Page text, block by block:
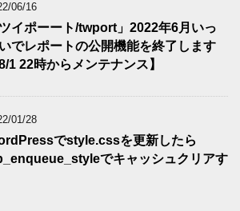
06/16
ツイポーート/twport」2022年6月いっ
でレポートの公開機能を終了します
8/1 22時からメンテナンス】
01/28
でstyle.cssを更新したら
でキャッシュクリアす